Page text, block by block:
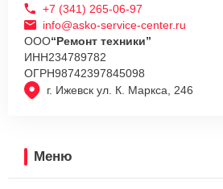
г. Ижевск ул. К. Маркса, 246
+7 (341) 265-06-97
info@asko-service-center.ru
ООО“Ремонт техники”
ИНН234789782
ОГРН98742397845098
Меню